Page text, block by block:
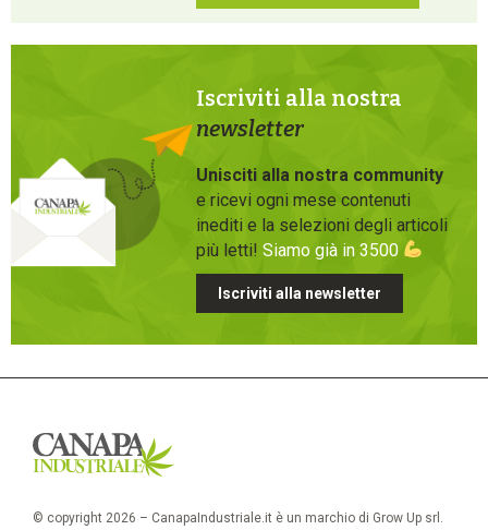
Iscriviti alla nostra
newsletter
Unisciti alla nostra community
e ricevi ogni mese contenuti
inediti e la selezioni degli articoli
più letti! Siamo già in 3500
Iscriviti alla newsletter
© copyright 2026 – CanapaIndustriale.it è un marchio di Grow Up srl.